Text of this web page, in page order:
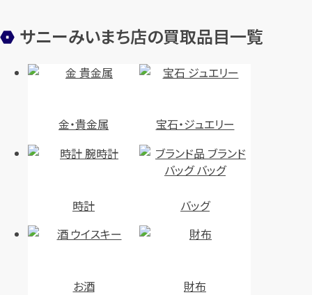
サニーみいまち店の買取品目一覧
金・貴金属 宝石・ジュエリー
時計 バッグ
お酒 財布